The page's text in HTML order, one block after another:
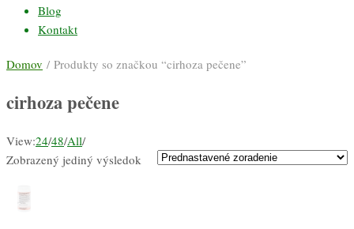
Blog
Kontakt
Domov / Produkty so značkou “cirhoza pečene”
cirhoza pečene
View:24/48/All/
Zobrazený jediný výsledok